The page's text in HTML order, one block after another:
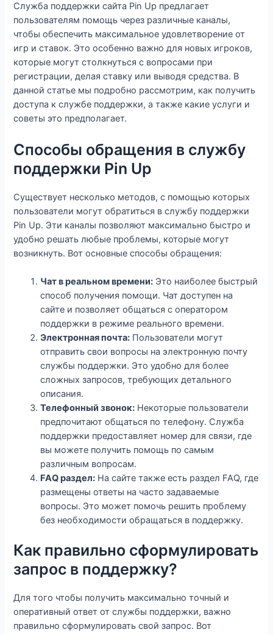
Служба поддержки сайта Pin Up предлагает
пользователям помощь через различные каналы,
чтобы обеспечить максимальное удовлетворение от
игр и ставок. Это особенно важно для новых игроков,
которые могут столкнуться с вопросами при
регистрации, делая ставку или выводя средства. В
данной статье мы подробно рассмотрим, как получить
доступа к службе поддержки, а также какие услуги и
советы это предполагает.
Способы обращения в службу
поддержки Pin Up
Существует несколько методов, с помощью которых
пользователи могут обратиться в службу поддержки
Pin Up. Эти каналы позволяют максимально быстро и
удобно решать любые проблемы, которые могут
возникнуть. Вот основные способы обращения:
Чат в реальном времени: Это наиболее быстрый
способ получения помощи. Чат доступен на
сайте и позволяет общаться с оператором
поддержки в режиме реального времени.
Электронная почта: Пользователи могут
отправить свои вопросы на электронную почту
службы поддержки. Это удобно для более
сложных запросов, требующих детального
описания.
Телефонный звонок: Некоторые пользователи
предпочитают общаться по телефону. Служба
поддержки предоставляет номер для связи, где
вы можете получить помощь по самым
различным вопросам.
FAQ раздел: На сайте также есть раздел FAQ, где
размещены ответы на часто задаваемые
вопросы. Это может помочь решить проблему
без необходимости обращаться в поддержку.
Как правильно сформулировать
запрос в поддержку?
Для того чтобы получить максимально точный и
оперативный ответ от службы поддержки, важно
правильно сформулировать свой запрос. Вот